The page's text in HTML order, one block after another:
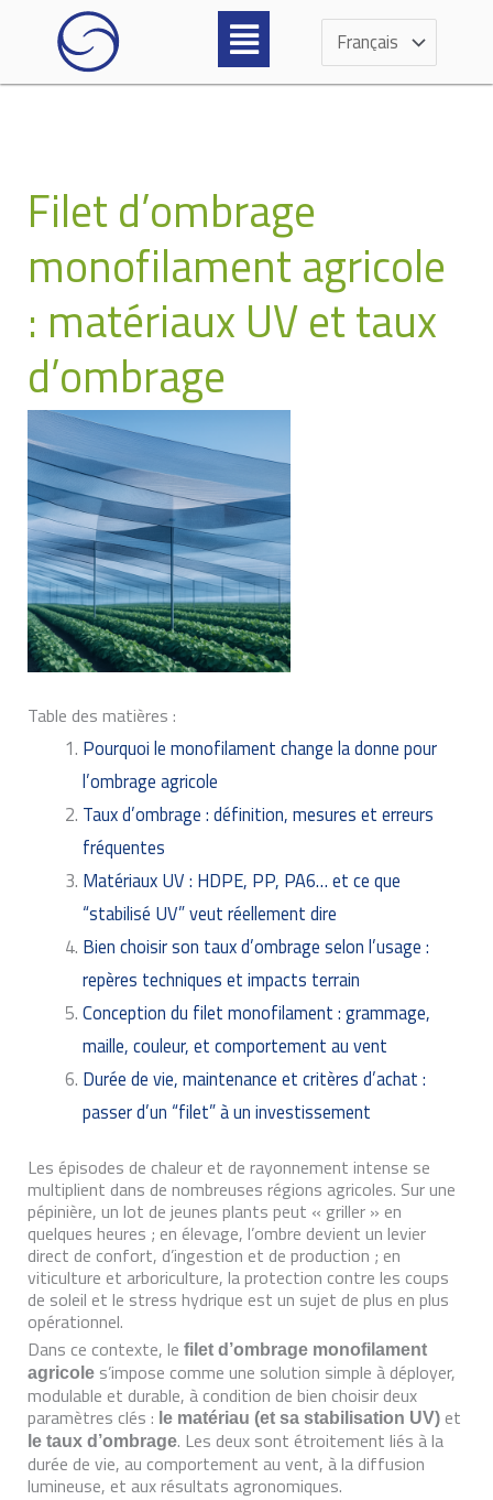
contenu
Menu
Choisir
une
Filet d’ombrage
monofilament agricole
: matériaux UV et taux
d’ombrage
Table des matières :
Pourquoi le monofilament change la donne pour
l’ombrage agricole
Taux d’ombrage : définition, mesures et erreurs
fréquentes
Matériaux UV : HDPE, PP, PA6… et ce que
“stabilisé UV” veut réellement dire
Bien choisir son taux d’ombrage selon l’usage :
repères techniques et impacts terrain
Conception du filet monofilament : grammage,
maille, couleur, et comportement au vent
Durée de vie, maintenance et critères d’achat :
passer d’un “filet” à un investissement
Les épisodes de chaleur et de rayonnement intense se
multiplient dans de nombreuses régions agricoles. Sur une
pépinière, un lot de jeunes plants peut « griller » en
quelques heures ; en élevage, l’ombre devient un levier
direct de confort, d’ingestion et de production ; en
viticulture et arboriculture, la protection contre les coups
de soleil et le stress hydrique est un sujet de plus en plus
opérationnel.
Dans ce contexte, lefilet d’ombrage monofilament
agricole s’impose comme une solution simple à déployer,
modulable et durable, à condition de bien choisir deux
paramètres clés : le matériau (et sa stabilisation UV) et
le taux d’ombrage. Les deux sont étroitement liés à la
durée de vie, au comportement au vent, à la diffusion
lumineuse, et aux résultats agronomiques.